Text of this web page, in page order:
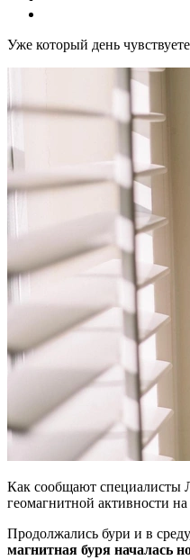
Уже который день
Как сообщают специалисты
геомагнитной активности на
Продолжались бури и в
магнитная буря началась